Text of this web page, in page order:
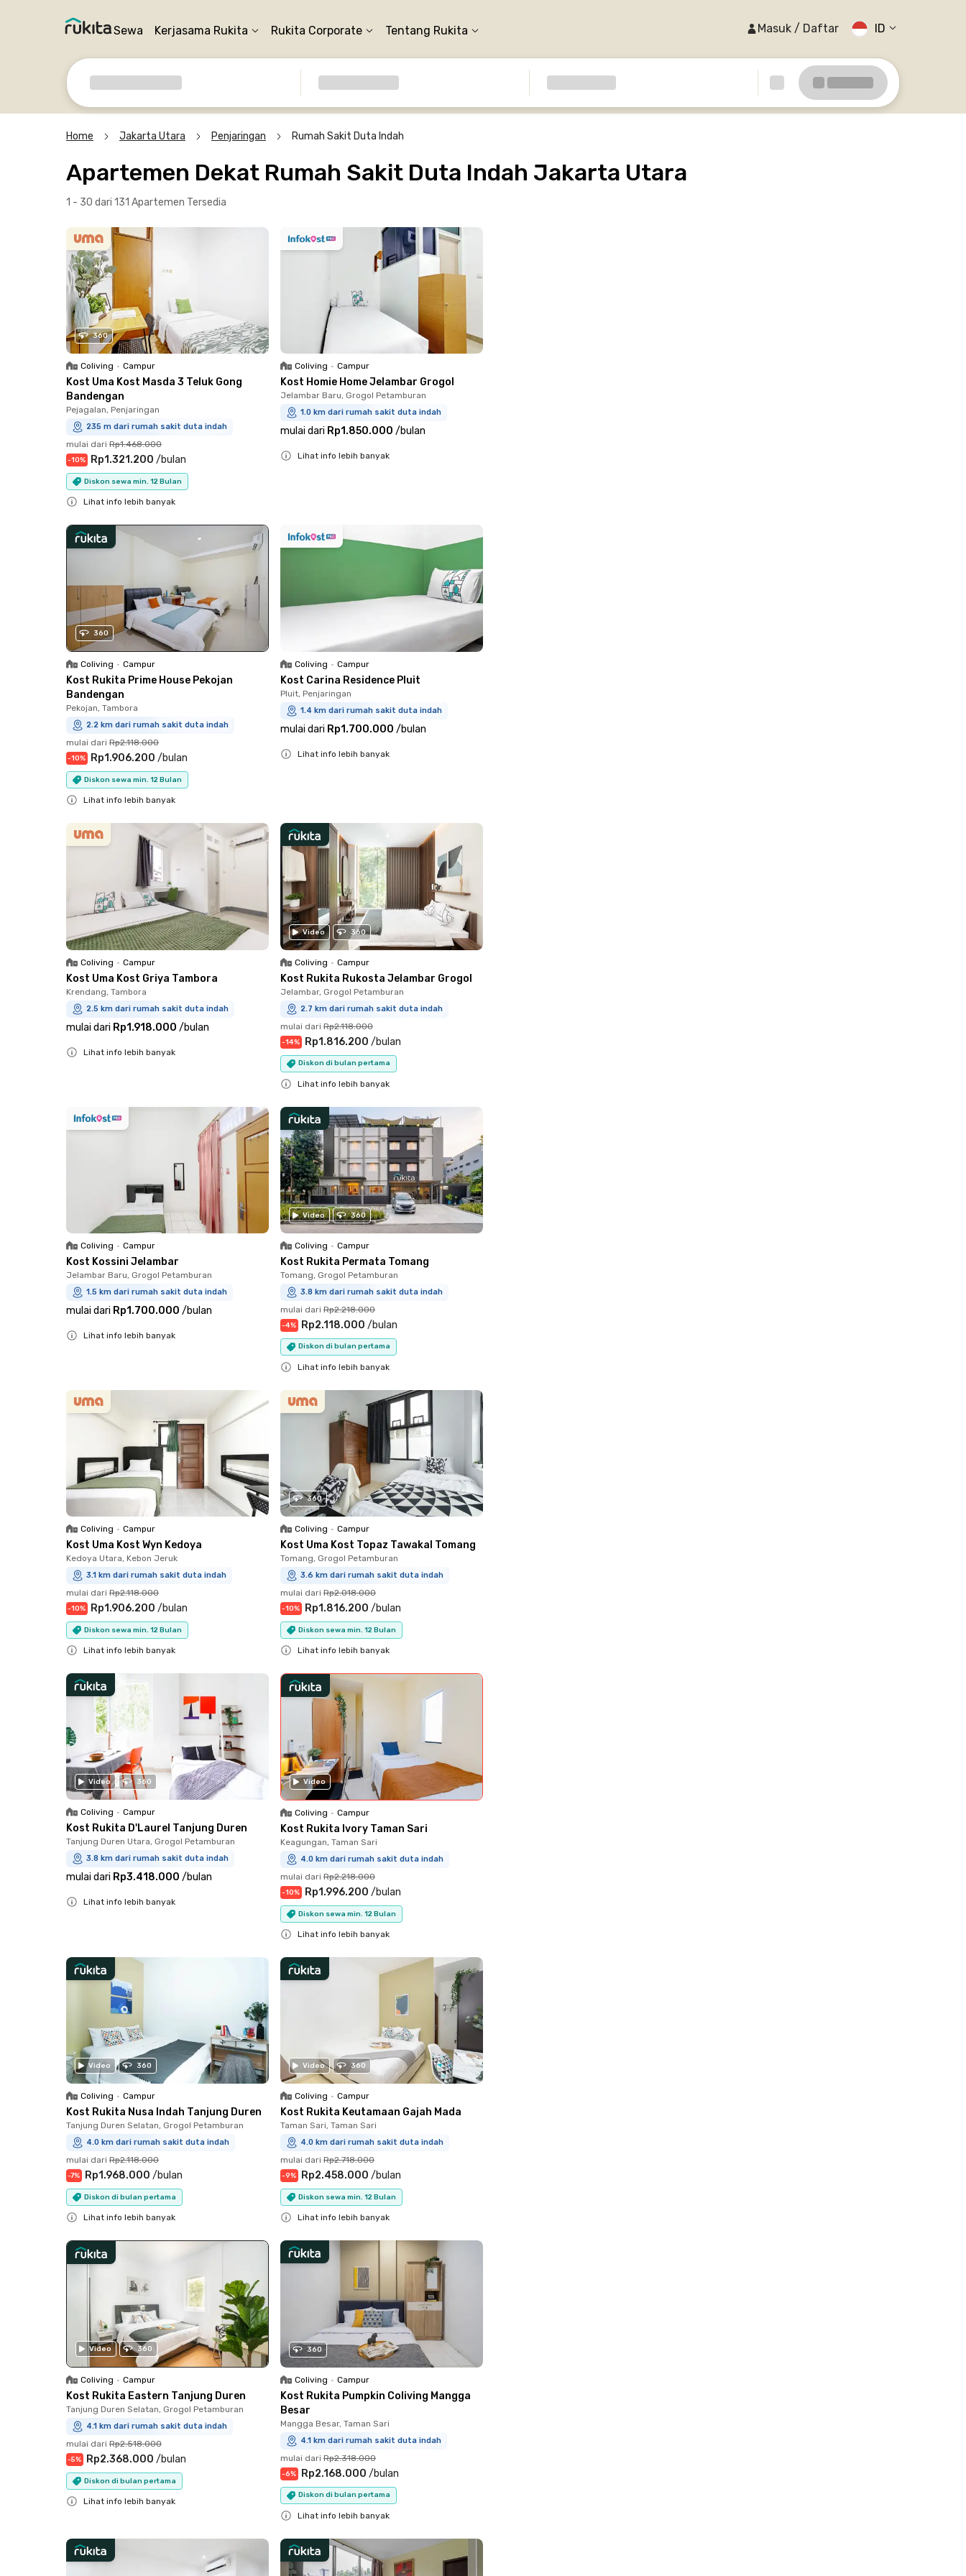
Sewa Kerjasama Rukita Rukita Corporate Tentang Rukita Masuk / Daftar ID
Home Jakarta Utara Penjaringan Rumah Sakit Duta Indah
Apartemen Dekat Rumah Sakit Duta Indah Jakarta Utara
1 - 30 dari 131 Apartemen Tersedia
360
Coliving • Campur
Kost Uma Kost Masda 3 Teluk Gong
Bandengan
Pejagalan, Penjaringan
235 m dari rumah sakit duta indah
mulai dari Rp1.468.000
-10% Rp1.321.200 /bulan
Diskon sewa min. 12 Bulan
Lihat info lebih banyak
Coliving • Campur
Kost Homie Home Jelambar Grogol
Jelambar Baru, Grogol Petamburan
1.0 km dari rumah sakit duta indah
mulai dari Rp1.850.000 /bulan
Lihat info lebih banyak
360
Coliving • Campur
Kost Rukita Prime House Pekojan
Bandengan
Pekojan, Tambora
2.2 km dari rumah sakit duta indah
mulai dari Rp2.118.000
-10% Rp1.906.200 /bulan
Diskon sewa min. 12 Bulan
Lihat info lebih banyak
Coliving • Campur
Kost Carina Residence Pluit
Pluit, Penjaringan
1.4 km dari rumah sakit duta indah
mulai dari Rp1.700.000 /bulan
Lihat info lebih banyak
Coliving • Campur
Kost Uma Kost Griya Tambora
Krendang, Tambora
2.5 km dari rumah sakit duta indah
mulai dari Rp1.918.000 /bulan
Lihat info lebih banyak
Video 360
Coliving • Campur
Kost Rukita Rukosta Jelambar Grogol
Jelambar, Grogol Petamburan
2.7 km dari rumah sakit duta indah
mulai dari Rp2.118.000
-14% Rp1.816.200 /bulan
Diskon di bulan pertama
Lihat info lebih banyak
Coliving • Campur
Kost Kossini Jelambar
Jelambar Baru, Grogol Petamburan
1.5 km dari rumah sakit duta indah
mulai dari Rp1.700.000 /bulan
Lihat info lebih banyak
Video 360
Coliving • Campur
Kost Rukita Permata Tomang
Tomang, Grogol Petamburan
3.8 km dari rumah sakit duta indah
mulai dari Rp2.218.000
-4% Rp2.118.000 /bulan
Diskon di bulan pertama
Lihat info lebih banyak
Coliving • Campur
Kost Uma Kost Wyn Kedoya
Kedoya Utara, Kebon Jeruk
3.1 km dari rumah sakit duta indah
mulai dari Rp2.118.000
-10% Rp1.906.200 /bulan
Diskon sewa min. 12 Bulan
Lihat info lebih banyak
360
Coliving • Campur
Kost Uma Kost Topaz Tawakal Tomang
Tomang, Grogol Petamburan
3.6 km dari rumah sakit duta indah
mulai dari Rp2.018.000
-10% Rp1.816.200 /bulan
Diskon sewa min. 12 Bulan
Lihat info lebih banyak
Video 360
Coliving • Campur
Kost Rukita D'Laurel Tanjung Duren
Tanjung Duren Utara, Grogol Petamburan
3.8 km dari rumah sakit duta indah
mulai dari Rp3.418.000 /bulan
Lihat info lebih banyak
Video
Coliving • Campur
Kost Rukita Ivory Taman Sari
Keagungan, Taman Sari
4.0 km dari rumah sakit duta indah
mulai dari Rp2.218.000
-10% Rp1.996.200 /bulan
Diskon sewa min. 12 Bulan
Lihat info lebih banyak
Video 360
Coliving • Campur
Kost Rukita Nusa Indah Tanjung Duren
Tanjung Duren Selatan, Grogol Petamburan
4.0 km dari rumah sakit duta indah
mulai dari Rp2.118.000
-7% Rp1.968.000 /bulan
Diskon di bulan pertama
Lihat info lebih banyak
Video 360
Coliving • Campur
Kost Rukita Keutamaan Gajah Mada
Taman Sari, Taman Sari
4.0 km dari rumah sakit duta indah
mulai dari Rp2.718.000
-9% Rp2.458.000 /bulan
Diskon sewa min. 12 Bulan
Lihat info lebih banyak
Video 360
Coliving • Campur
Kost Rukita Eastern Tanjung Duren
Tanjung Duren Selatan, Grogol Petamburan
4.1 km dari rumah sakit duta indah
mulai dari Rp2.518.000
-5% Rp2.368.000 /bulan
Diskon di bulan pertama
Lihat info lebih banyak
360
Coliving • Campur
Kost Rukita Pumpkin Coliving Mangga
Besar
Mangga Besar, Taman Sari
4.1 km dari rumah sakit duta indah
mulai dari Rp2.318.000
-6% Rp2.168.000 /bulan
Diskon di bulan pertama
Lihat info lebih banyak